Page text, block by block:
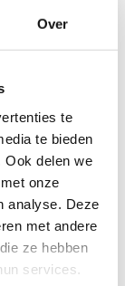
Over
te
te bieden
Ook delen we
onze
analyse. Deze
met andere
ze hebben
services.